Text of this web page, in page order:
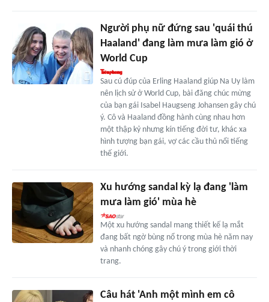
Người phụ nữ đứng sau 'quái thú
Haaland' đang làm mưa làm gió ở
World Cup
Sau cú đúp của Erling Haaland giúp Na Uy làm
nên lịch sử ở World Cup, bài đăng chúc mừng
của bạn gái Isabel Haugseng Johansen gây chú
ý. Cô và Haaland đồng hành cùng nhau hơn
một thập kỷ nhưng kín tiếng đời tư, khác xa
hình tượng bạn gái, vợ các cầu thủ nổi tiếng
thế giới.
Xu hướng sandal kỳ lạ đang 'làm
mưa làm gió' mùa hè
Một xu hướng sandal mang thiết kế lạ mắt
đang bất ngờ bùng nổ trong mùa hè năm nay
và nhanh chóng gây chú ý trong giới thời
trang.
Câu hát 'Anh một mình em cô